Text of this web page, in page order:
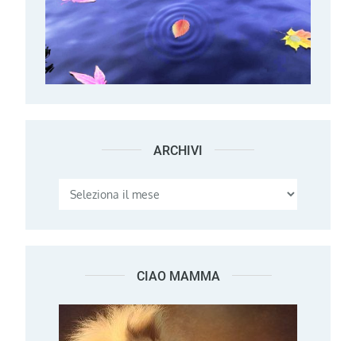
ARCHIVI Archivi
CIAO MAMMA